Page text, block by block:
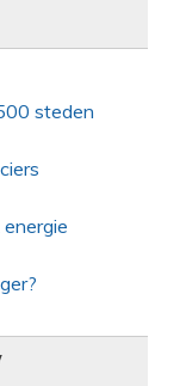
steden